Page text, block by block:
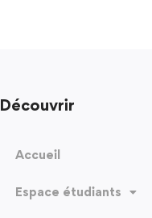
Découvrir
Accueil
Espace étudiants